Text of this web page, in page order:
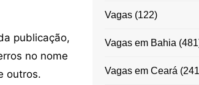
publicação,
no nome
outros.
Vagas(122)
Vagas em Bahia
Vagas em Ceará